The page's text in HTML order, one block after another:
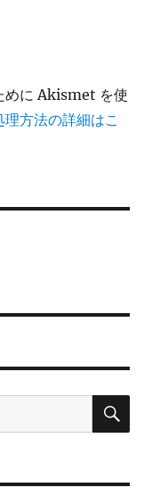
めに Akismet を使
方法の詳細はこ
検